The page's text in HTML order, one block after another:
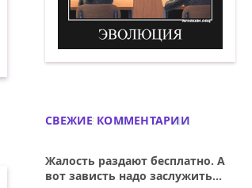
Эволюция. 5. Демотиватор
СВЕЖИЕ КОММЕНТАРИИ
Жалость раздают бесплатно. А
вот зависть надо заслужить...